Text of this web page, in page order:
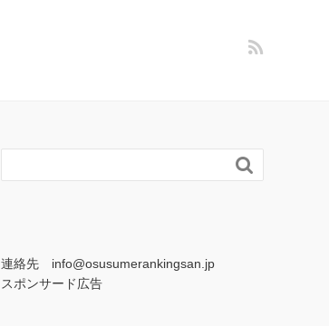

連絡先 info@osusumerankingsan.jp
スポンサード広告